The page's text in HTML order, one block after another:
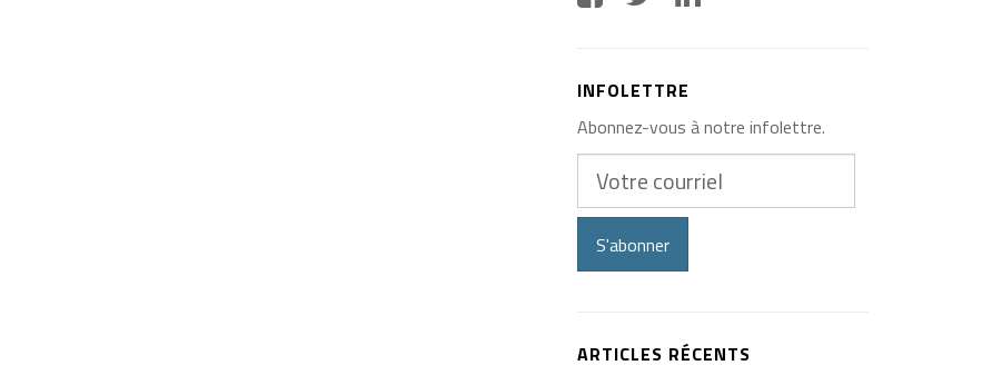
INFOLETTRE
Abonnez-vous à notre infolettre.
courriel
S'abonner
ARTICLES RÉCENTS